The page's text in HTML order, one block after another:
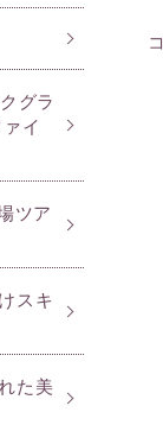
グラ
イ
ツア
スキ
た美